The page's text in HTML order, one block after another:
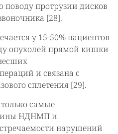
поводу протрузии дисков
[28].
у 15-50% пациентов
опухолей прямой кишки
и связана с
сплетения [29].
самые
НДНМП и
нарушений